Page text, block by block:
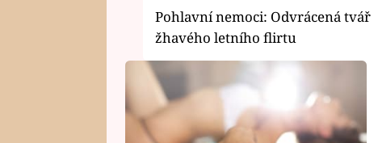
Pohlavní nemoci: Odvrácená tvář
žhavého letního flirtu